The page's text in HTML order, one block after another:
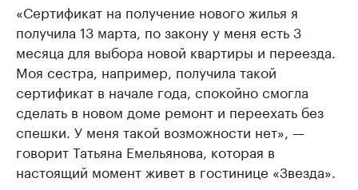
«Сертификат на получение нового жилья я
получила 13 марта, по закону у меня есть 3
месяца для выбора новой квартиры и переезда.
Моя сестра, например, получила такой
сертификат в начале года, спокойно смогла
сделать в новом доме ремонт и переехать без
спешки. У меня такой возможности нет», —
говорит Татьяна Емельянова, которая в
настоящий момент живет в гостинице «Звезда».